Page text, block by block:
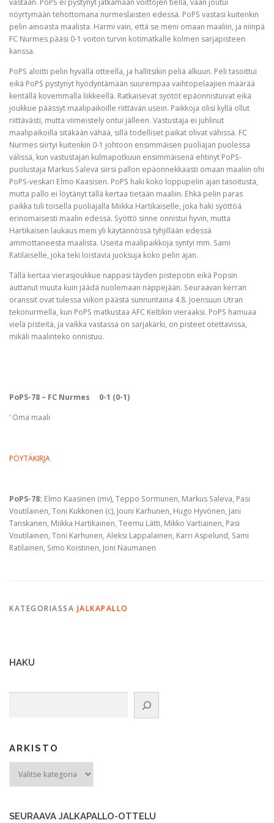
nöyrtymään tehottomana nurmeslaisten edessä. PoPS vastasi kuitenkin
pelin ainoasta maalista. Harmi vain, että se meni omaan maaliin, ja niinpä
FC Nurmes pääsi 0-1 voiton turvin kotimatkalle kolmen sarjapisteen
kanssa.
PoPS aloitti pelin hyvällä otteella, ja hallitsikin peliä alkuun. Peli tasoittui
eikä PoPS pystynyt hyödyntämään suurempaa vaihtopelaajien määrää
kentällä kovemmalla liikkeellä. Ratkaisevat syötöt epäonnistuivat eikä
joukkue päässyt maalipaikoille riittävän usein. Paikkoja olisi kyllä ollut
riittävästi, mutta viimeistely ontui jälleen. Vastustaja ei juhlinut
maalipaikoilla sitäkään vähää, sillä todelliset paikat olivat vähissä. FC
Nurmes siirtyi kuitenkin 0-1 johtoon ensimmäisen puoliajan puolessa
välissä, kun vastustajan kulmapotkuun ensimmäisenä ehtinyt PoPS-
puolustaja Markus Saleva siirsi pallon epäonnekkaasti omaan maaliin ohi
PoPS-veskari Elmo Kaasisen. PoPS haki koko loppupelin ajan tasoitusta,
mutta pallo ei löytänyt tällä kertaa tietään maaliin. Ehkä pelin paras
paikka tuli toisella puoliajalla Miikka Hartikaiselle, joka haki syöttöä
erinomaisesti maalin edessä. Syöttö sinne onnistui hyvin, mutta
Hartikaisen laukaus meni yli käytännössä tyhjillään edessä
ammottaneesta maalista. Useita maalipaikkoja syntyi mm. Sami
Ratilaiselle, joka teki loistavia juoksuja koko pelin ajan.
Tällä kertaa vierasjoukkue nappasi täyden pistepotin eikä Popsin
auttanut muuta kuin jäädä nuolemaan näppejään. Seuraavan kerran
oranssit ovat tulessa viikon päästä sunnuntaina 4.8. Joensuun Utran
tekonurmella, kun PoPS matkustaa AFC Keltikin vieraaksi. PoPS hamuaa
vielä pisteitä, ja vaikka vastassa on sarjakärki, on pisteet otettavissa,
mikäli maalinteko onnistuu.
PoPS-78 – FC Nurmes 0-1 (0-1)
’ Oma maali
PÖYTÄKIRJA
PoPS-78: Elmo Kaasinen (mv), Teppo Sormunen, Markus Saleva, Pasi
Voutilainen, Toni Kukkonen (c), Jouni Karhunen, Hugo Hyvönen, Jani
Tanskanen, Miikka Hartikainen, Teemu Lätti, Mikko Vartiainen, Pasi
Voutilainen, Toni Karhunen, Aleksi Lappalainen, Karri Aspelund, Sami
Ratilainen, Simo Koistinen, Joni Naumanen
KATEGORIASSA JALKAPALLO
HAKU
ARKISTO
SEURAAVA JALKAPALLO-OTTELU